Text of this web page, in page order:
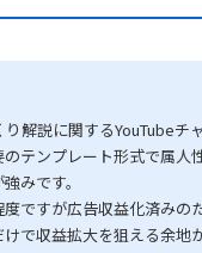
解説に関するYouTubeチャ
テンプレート形式で属人
みです。
ですが広告収益化済みの
で収益拡大を狙える余地